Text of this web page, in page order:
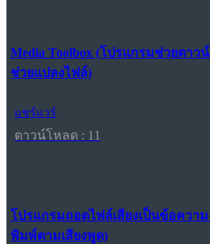
Media Toolbox (โปรแกรมช่วยดาว
ช่วยแปลงไฟล์)
แชร์แวร์
ดาวน์โหลด : 11
โปรแกรมถอดไฟล์เสียงเป็นข้อควา
พิมพ์ตามเสียงพูด)